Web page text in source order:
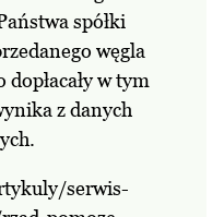
spółki
węgla
w tym
z danych
serwis-